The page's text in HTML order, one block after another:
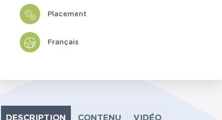
Placement
Français
DESCRIPTION CONTENU VIDÉO